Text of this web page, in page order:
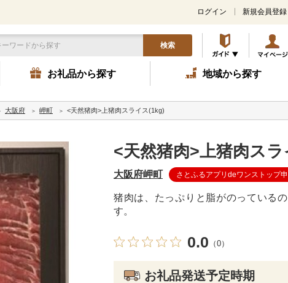
ログイン 新規会員登録
検索
お礼品から探す 地域から探す
大阪府 岬町 <天然猪肉>上猪肉スライス(1kg)
<天然猪肉>上猪肉ス
大阪府岬町 さとふるアプリdeワンストップ
猪肉は、たっぷりと脂がのっている
す。
0.0 （0）
お礼品発送予定時期